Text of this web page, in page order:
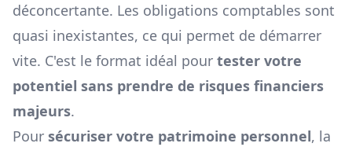
déconcertante. Les obligations comptables sont
quasi inexistantes, ce qui permet de démarrer
vite. C'est le format idéal pour tester votre
potentiel sans prendre de risques financiers
majeurs.
Pour sécuriser votre patrimoine personnel, la